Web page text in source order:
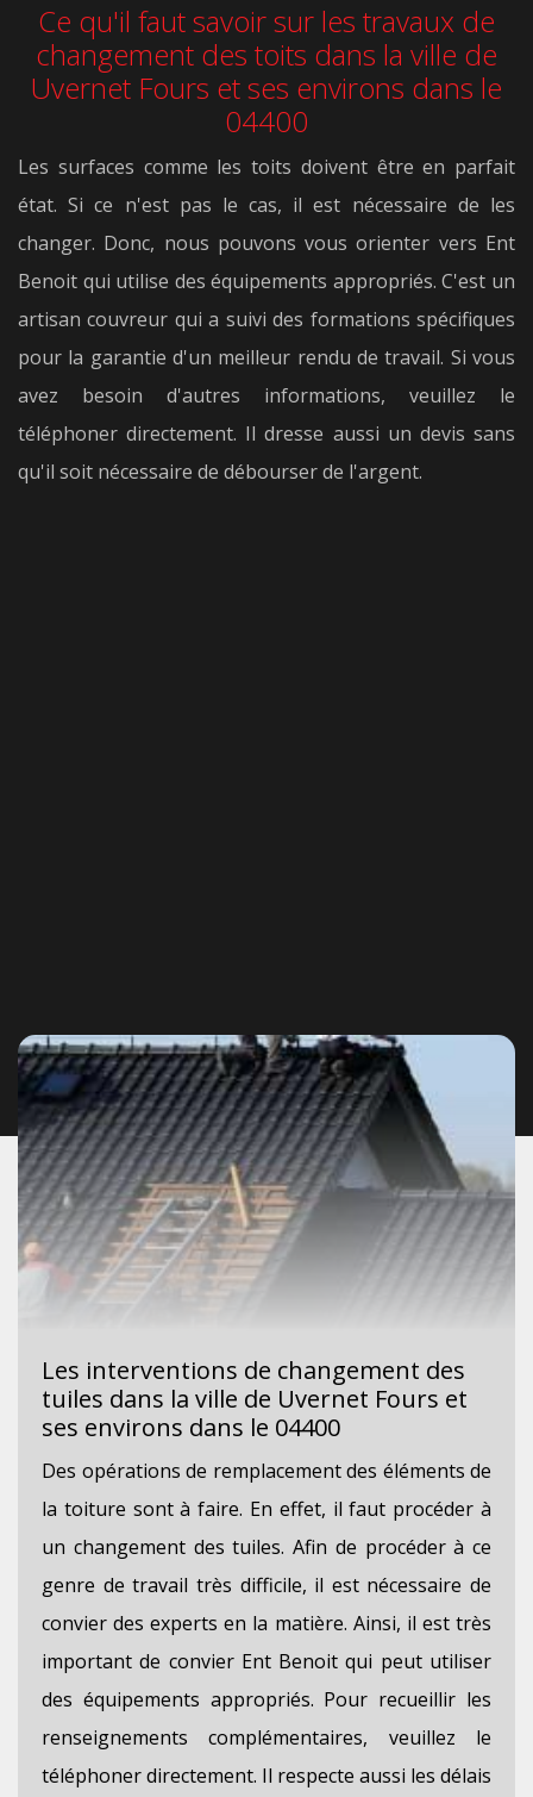
Ce qu'il faut savoir sur les travaux de
changement des toits dans la ville de
Uvernet Fours et ses environs dans le
04400
Les surfaces comme les toits doivent être en parfait
état. Si ce n'est pas le cas, il est nécessaire de les
changer. Donc, nous pouvons vous orienter vers Ent
Benoit qui utilise des équipements appropriés. C'est un
artisan couvreur qui a suivi des formations spécifiques
pour la garantie d'un meilleur rendu de travail. Si vous
avez besoin d'autres informations, veuillez le
téléphoner directement. Il dresse aussi un devis sans
qu'il soit nécessaire de débourser de l'argent.
Les interventions de changement des
tuiles dans la ville de Uvernet Fours et
ses environs dans le 04400
Des opérations de remplacement des éléments de
la toiture sont à faire. En effet, il faut procéder à
un changement des tuiles. Afin de procéder à ce
genre de travail très difficile, il est nécessaire de
convier des experts en la matière. Ainsi, il est très
important de convier Ent Benoit qui peut utiliser
des équipements appropriés. Pour recueillir les
renseignements complémentaires, veuillez le
téléphoner directement. Il respecte aussi les délais